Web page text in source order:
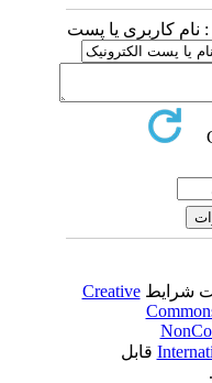
نام کاربری یا پست
شرایطCreative
قابل